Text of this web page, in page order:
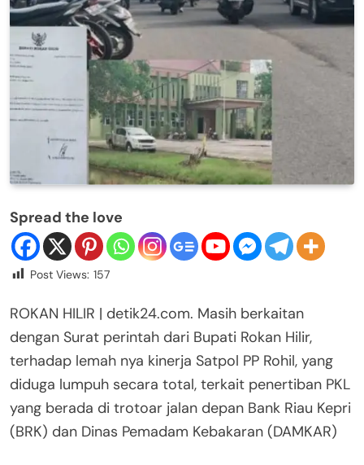
Spread the love
Post Views: 157
ROKAN HILIR | detik24.com. Masih berkaitan
dengan Surat perintah dari Bupati Rokan Hilir,
terhadap lemah nya kinerja Satpol PP Rohil, yang
diduga lumpuh secara total, terkait penertiban PKL
yang berada di trotoar jalan depan Bank Riau Kepri
(BRK) dan Dinas Pemadam Kebakaran (DAMKAR)